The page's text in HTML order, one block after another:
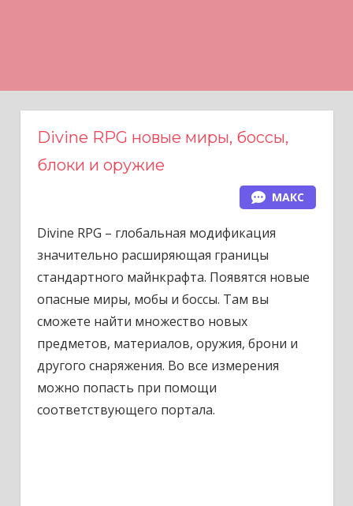
Divine RPG новые миры, боссы,
блоки и оружие
МАКС
Divine RPG – глобальная модификация
значительно расширяющая границы
стандартного майнкрафта. Появятся новые
опасные миры, мобы и боссы. Там вы
сможете найти множество новых
предметов, материалов, оружия, брони и
другого снаряжения. Во все измерения
можно попасть при помощи
соответствующего портала.